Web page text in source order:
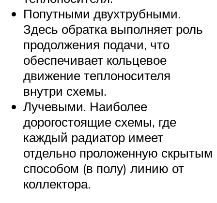
Попутными двухтрубными.
Здесь обратка выполняет роль
продолжения подачи, что
обеспечивает кольцевое
движение теплоносителя
внутри схемы.
Лучевыми. Наиболее
дорогостоящие схемы, где
каждый радиатор имеет
отдельно проложенную скрытым
способом (в полу) линию от
коллектора.